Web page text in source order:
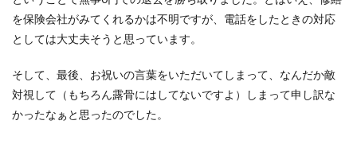
を保険会社がみてくれるかは不明ですが、電話をしたときの対応
としては大丈夫そうと思っています。
そして、最後、お祝いの言葉をいただいてしまって、なんだか敵
対視して（もちろん露骨にはしてないですよ）しまって申し訳な
かったなぁと思ったのでした。